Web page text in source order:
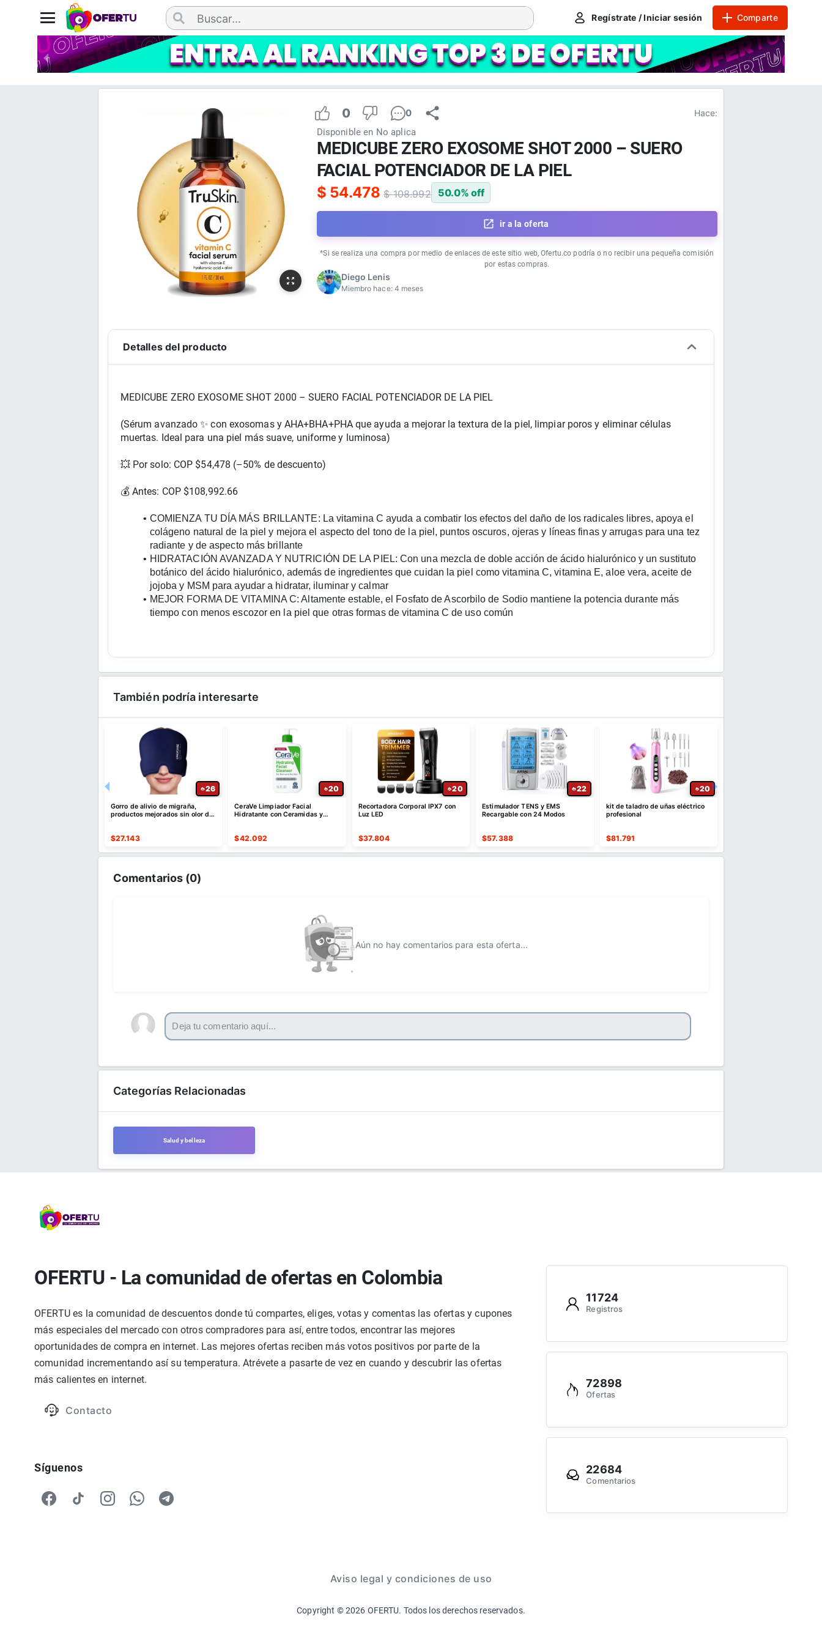
Regístrate / Iniciar sesión Comparte
0 0 Hace:
Disponible en No aplica
MEDICUBE ZERO EXOSOME SHOT 2000 – SUERO
FACIAL POTENCIADOR DE LA PIEL
$ 54.478 $108.992 50.0% off
ir a la oferta
*Si se realiza una compra por medio de enlaces de este sitio web, Ofertu.co podría o no recibir una pequeña comisión
por estas compras.
Diego Lenis
Miembro hace: 4 meses
Detalles del producto
MEDICUBE ZERO EXOSOME SHOT 2000 – SUERO FACIAL POTENCIADOR DE LA PIEL
(Sérum avanzado ✨ con exosomas y AHA+BHA+PHA que ayuda a mejorar la textura de la piel, limpiar poros y eliminar células
muertas. Ideal para una piel más suave, uniforme y luminosa)
💥 Por solo: COP $54,478 (–50% de descuento)
💰 Antes: COP $108,992.66
COMIENZA TU DÍA MÁS BRILLANTE: La vitamina C ayuda a combatir los efectos del daño de los radicales libres, apoya el
colágeno natural de la piel y mejora el aspecto del tono de la piel, puntos oscuros, ojeras y líneas finas y arrugas para una tez
radiante y de aspecto más brillante
HIDRATACIÓN AVANZADA Y NUTRICIÓN DE LA PIEL: Con una mezcla de doble acción de ácido hialurónico y un sustituto
botánico del ácido hialurónico, además de ingredientes que cuidan la piel como vitamina C, vitamina E, aloe vera, aceite de
jojoba y MSM para ayudar a hidratar, iluminar y calmar
MEJOR FORMA DE VITAMINA C: Altamente estable, el Fosfato de Ascorbilo de Sodio mantiene la potencia durante más
tiempo con menos escozor en la piel que otras formas de vitamina C de uso común
También podría interesarte
26
Gorro de alivio de migraña,
productos mejorados sin olor de
$27.143
20
CeraVe Limpiador Facial
Hidratante con Ceramidas y
$42.092
20
Recortadora Corporal IPX7 con
Luz LED
$37.804
22
Estimulador TENS y EMS
Recargable con 24 Modos
$57.388
20
kit de taladro de uñas eléctrico
profesional
$81.791
Comentarios (0)
Aún no hay comentarios para esta oferta...
Categorías Relacionadas
Salud y belleza
OFERTU - La comunidad de ofertas en Colombia
OFERTU es la comunidad de descuentos donde tú compartes, eliges, votas y comentas las ofertas y cupones
más especiales del mercado con otros compradores para así, entre todos, encontrar las mejores
oportunidades de compra en internet. Las mejores ofertas reciben más votos positivos por parte de la
comunidad incrementando así su temperatura. Atrévete a pasarte de vez en cuando y descubrir las ofertas
más calientes en internet.
Contacto
Síguenos
11724
Registros
72898
Ofertas
22684
Comentarios
Aviso legal y condiciones de uso
Copyright ©2026 OFERTU. Todos los derechos reservados.